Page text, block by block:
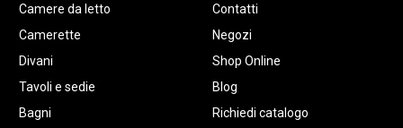
Camere da letto
Camerette
Divani
Tavoli e sedie
Bagni
Contatti
Negozi
Shop Online
Blog
Richiedi catalogo